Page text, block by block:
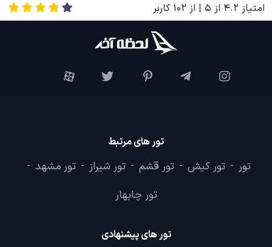
امتیاز 4.2 از 5 | از 102 کاربر
تور های مرتبط
تور - تور کیش - تور قشم - تور شیراز - تور مشهد -
تور چابهار
تور های پیشنهادی